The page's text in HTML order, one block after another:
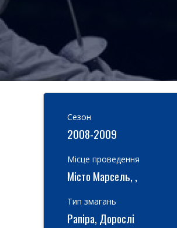
Cезон
2008-2009
Місце проведення
Місто Марсель, ,
Тип змагань
Рапіра, Дорослі